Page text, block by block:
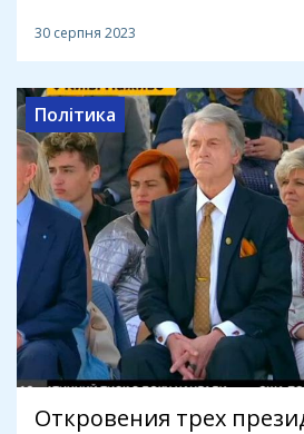
30 серпня 2023
Політика
Откровения трех